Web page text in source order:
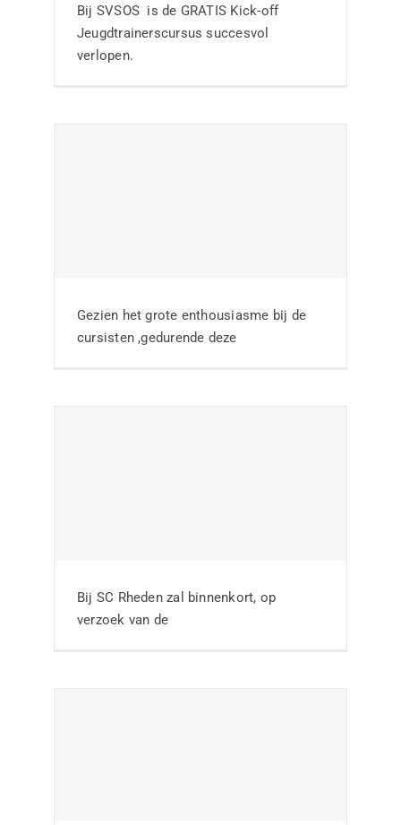
Bij SVSOS is de GRATIS Kick-off
Jeugdtrainerscursus succesvol
verlopen.bij RKSV de Ster
Gezien het grote enthousiasme bij de
cursisten ,gedurende deze
over de Wiel
Coerver visie
Bij SC Rheden zal binnenkort, op
verzoek van de
locatie van de club